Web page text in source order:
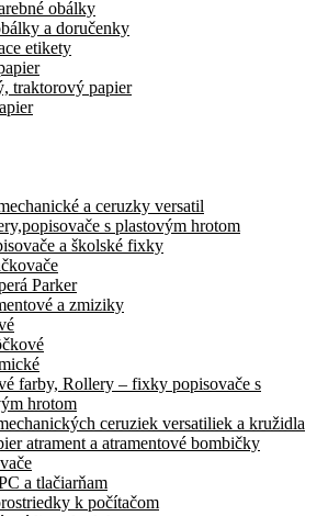
obálky
a doručenky
etikety
traktorový papier
a ceruzky versatil
s plastovým hrotom
a školské fixky
Parker
a zmiziky
farby, Rollery – fixky popisovače s
hrotom
ceruziek versatiliek a kružidla
atrament a atramentové bombičky
a tlačiarňam
k počítačom